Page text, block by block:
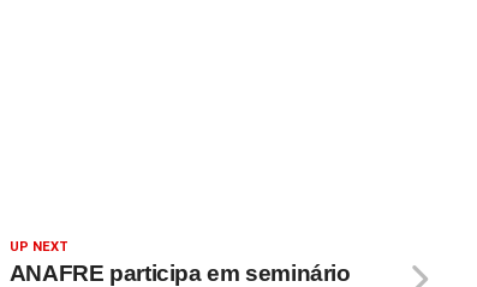
UP NEXT
ANAFRE participa em seminário